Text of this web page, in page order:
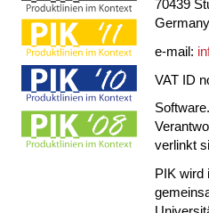
70439
Germany
e-mail:
VAT ID
verlinkt
PIK wird